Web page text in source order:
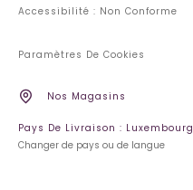
Accessibilité : Non Conforme
Paramètres De Cookies
Nos Magasins
Pays De Livraison : Luxembourg
Changer de pays ou de langue